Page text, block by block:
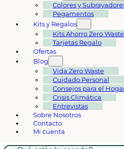
Colores y
Pegamentos
Kits y Regalos
Kits Ahorro Zero Waste
Tarjetas Regalo
Ofertas
Blog
Vida Zero Waste
Cuidado Personal
Consejos para el
Crisis Climática
Entrevistas
Sobre Nosotros
Contacto
Mi cuenta